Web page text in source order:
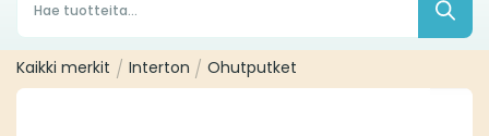
search
Kaikki merkit / Interton / Ohutputket